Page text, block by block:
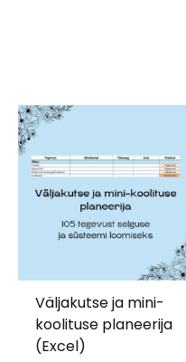
Väljakutse ja mini-
koolituse planeerija
(Excel)